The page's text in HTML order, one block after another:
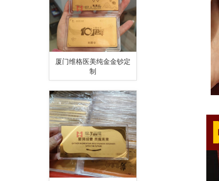
厦门维格医美纯金金钞定
制